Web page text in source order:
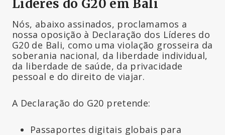
Líderes do G20 em Bali
Nós, abaixo assinados, proclamamos a
nossa oposição à Declaração dos Líderes do
G20 de Bali, como uma violação grosseira da
soberania nacional, da liberdade individual,
da liberdade de saúde, da privacidade
pessoal e do direito de viajar.
A Declaração do G20 pretende:
Passaportes digitais globais para